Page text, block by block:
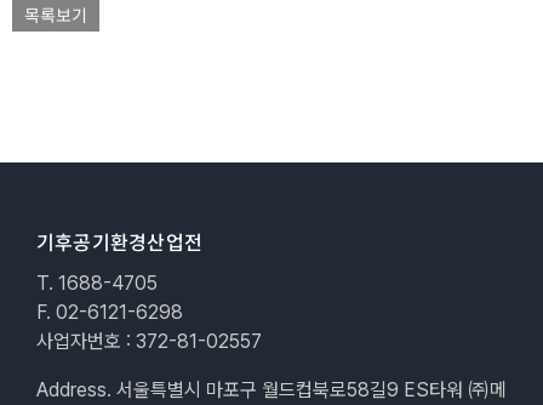
목록보기
기후공기환경산업전
T. 1688-4705
F. 02-6121-6298
사업자번호 : 372-81-02557
Address. 서울특별시 마포구 월드컵북로58길9 ES타워 ㈜메